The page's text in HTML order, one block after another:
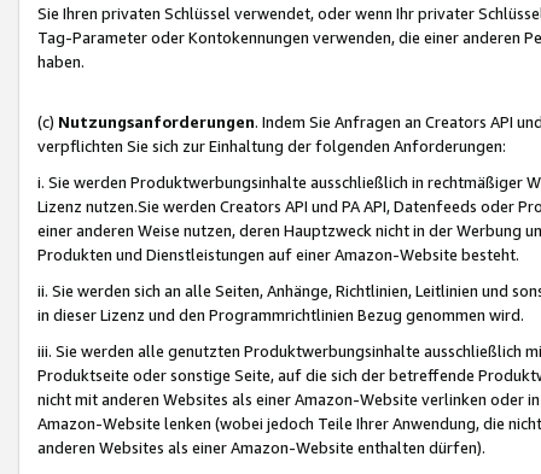
Sie Ihren privaten Schlüssel verwendet, oder wenn Ihr privater
Tag-Parameter oder Kontokennungen verwenden, die einer anderen
haben.
(c) Nutzungsanforderungen. Indem Sie Anfragen an Creators API
verpflichten Sie sich zur Einhaltung der folgenden Anforderungen:
i. Sie werden Produktwerbungsinhalte ausschließlich in rechtmäßiger
Lizenz nutzen.Sie werden Creators API und PA API, Datenfeeds oder
einer anderen Weise nutzen, deren Hauptzweck nicht in der Werbung
Produkten und Dienstleistungen auf einer Amazon-Website besteht.
ii. Sie werden sich an alle Seiten, Anhänge, Richtlinien, Leitlinien und
in dieser Lizenz und den Programmrichtlinien Bezug genommen wird.
iii. Sie werden alle genutzten Produktwerbungsinhalte ausschließlich
Produktseite oder sonstige Seite, auf die sich der betreffende
nicht mit anderen Websites als einer Amazon-Website verlinken oder
Amazon-Website lenken (wobei jedoch Teile Ihrer Anwendung, die
anderen Websites als einer Amazon-Website enthalten dürfen).